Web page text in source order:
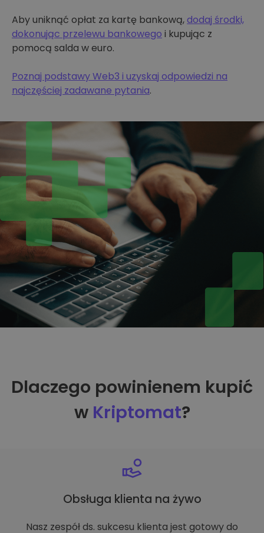
Aby uniknąć opłat za kartę bankową,dodaj środki,
dokonując przelewu bankowego i kupując z
pomocą salda w euro.
Poznaj podstawy Web3 i uzyskaj odpowiedzi na
najczęściej zadawane pytania.
Dlaczego powinienem kupić
w Kriptomat?
Obsługa klienta na żywo
Nasz zespół ds. sukcesu klienta jest gotowy do